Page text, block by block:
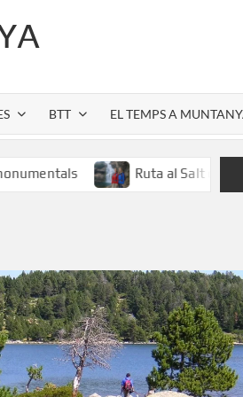
BTT EL TEMPS A
Ruta al Salt de Sallent: l’espectacle